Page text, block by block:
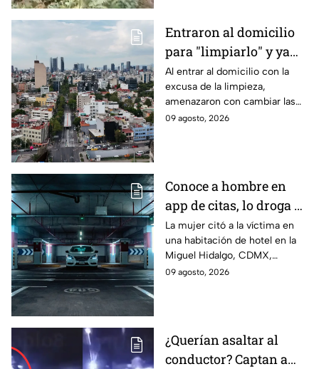
Entraron al domicilio
para "limpiarlo" y ya
no lo dejaron entrar:
Cae banda por despojo
de inmueble en la GAM
Al entrar al domicilio con la
excusa de la limpieza,
amenazaron con cambiar las
chapas, ya que mostraron un
09 agosto, 2026
Conoce a hombre en
app de citas, lo droga y
le quita hasta el auto:
Nuevo modus operandi
del robo de
automóviles en CDMX
La mujer citó a la víctima en
una habitación de hotel en la
Miguel Hidalgo, CDMX,
dejándolo inconsciente
09 agosto, 2026
¿Querían asaltar al
conductor? Captan a